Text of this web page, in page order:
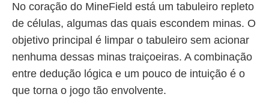
No coração do MineField está um tabuleiro repleto
de células, algumas das quais escondem minas. O
objetivo principal é limpar o tabuleiro sem acionar
nenhuma dessas minas traiçoeiras. A combinação
entre dedução lógica e um pouco de intuição é o
que torna o jogo tão envolvente.